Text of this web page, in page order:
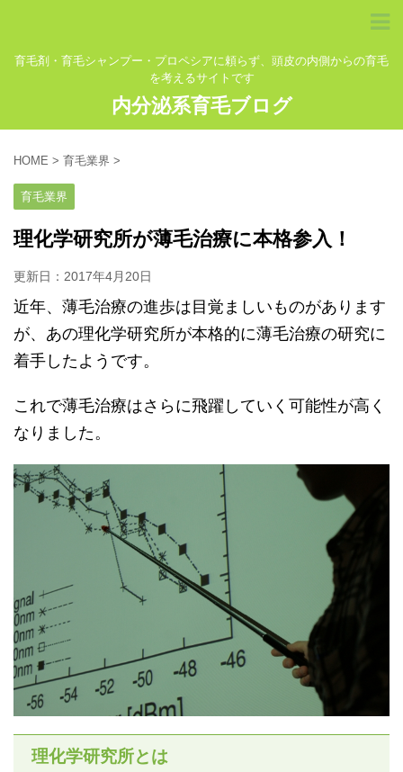
育毛剤・育毛シャンプー・プロペシアに頼らず、頭皮の内側からの育毛
を考えるサイトです
内分泌系育毛ブログ
HOME > 育毛業界 >
育毛業界
理化学研究所が薄毛治療に本格参入！
更新日： 2017年4月20日
近年、薄毛治療の進歩は目覚ましいものがあります
が、あの理化学研究所が本格的に薄毛治療の研究に
着手したようです。
これで薄毛治療はさらに飛躍していく可能性が高く
なりました。
理化学研究所とは